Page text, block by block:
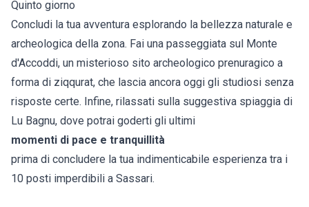
Quinto giorno
Concludi la tua avventura esplorando la bellezza naturale e
archeologica della zona. Fai una passeggiata sul Monte
d'Accoddi, un misterioso sito archeologico prenuragico a
forma di ziqqurat, che lascia ancora oggi gli studiosi senza
risposte certe. Infine, rilassati sulla suggestiva spiaggia di
Lu Bagnu, dove potrai goderti gli ultimi
momenti di pace e tranquillità
prima di concludere la tua indimenticabile esperienza tra i
10 posti imperdibili a Sassari.